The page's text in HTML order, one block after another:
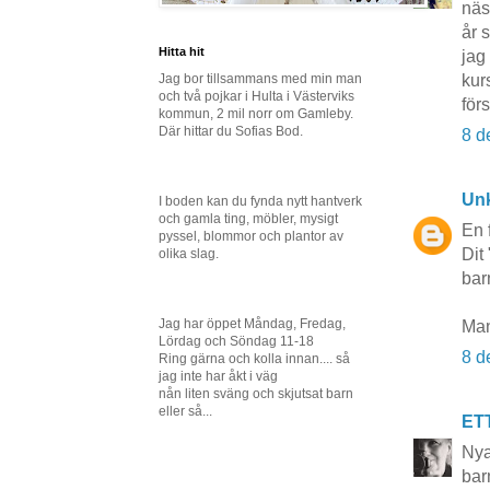
år
jag
8
En
Dit
8
Hitta hit
Jag bor tillsammans med min man
och två pojkar i Hulta i Västerviks
kommun, 2 mil norr om Gamleby.
Där hittar du Sofias Bod.
I boden kan du fynda nytt hantverk
och gamla ting, möbler, mysigt
pyssel, blommor och plantor av
olika slag.
Jag har öppet Måndag, Fredag,
Lördag och Söndag 11-18
Ring gärna och kolla innan.... så
jag inte har åkt i väg
nån liten sväng och skjutsat barn
eller så...